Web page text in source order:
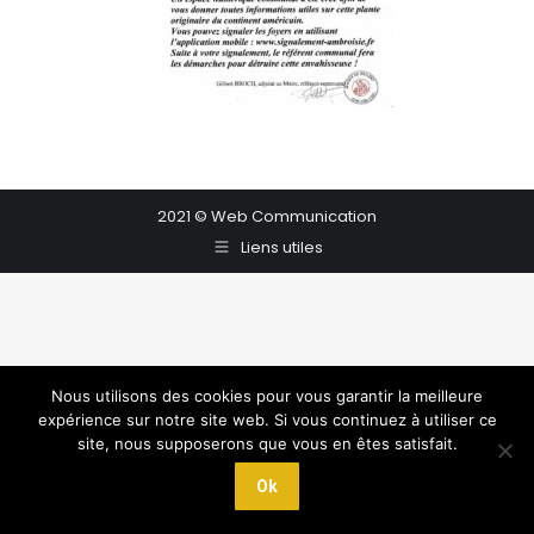
2021 © Web Communication
Liens utiles
Nous utilisons des cookies pour vous garantir la meilleure
expérience sur notre site web. Si vous continuez à utiliser ce
site, nous supposerons que vous en êtes satisfait.
Ok